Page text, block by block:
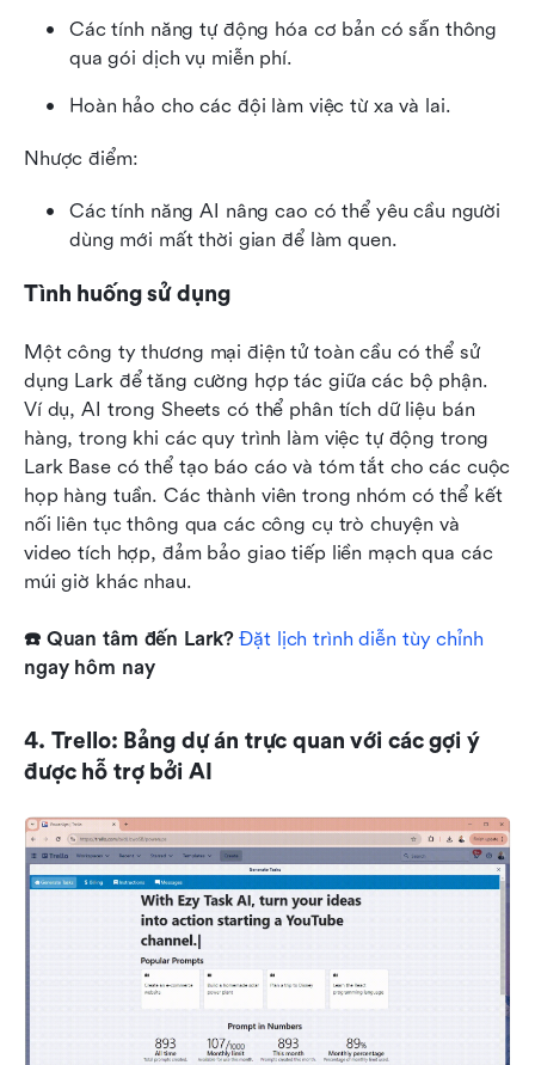
Các tính năng tự động hóa cơ bản có sẵn thông
qua gói dịch vụ miễn phí.
Hoàn hảo cho các đội làm việc từ xa và lai.
Nhược điểm:
Các tính năng AI nâng cao có thể yêu cầu người
dùng mới mất thời gian để làm quen.
Tình huống sử dụng
Một công ty thương mại điện tử toàn cầu có thể sử
dụng Lark để tăng cường hợp tác giữa các bộ phận.
Ví dụ, AI trong Sheets có thể phân tích dữ liệu bán
hàng, trong khi các quy trình làm việc tự động trong
Lark Base có thể tạo báo cáo và tóm tắt cho các cuộc
họp hàng tuần. Các thành viên trong nhóm có thể kết
nối liên tục thông qua các công cụ trò chuyện và
video tích hợp, đảm bảo giao tiếp liền mạch qua các
múi giờ khác nhau.
☎️ Quan tâm đến Lark? Đặt lịch trình diễn tùy chỉnh
ngay hôm nay
4. Trello: Bảng dự án trực quan với các gợi ý
được hỗ trợ bởi AI